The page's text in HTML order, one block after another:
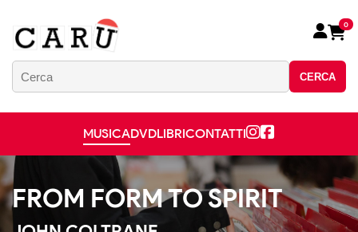
CERCA
0
MUSICADVDLIBRICONTATTI
FROM FORM TO SPIRIT